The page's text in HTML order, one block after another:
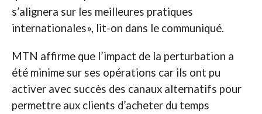
s’alignera sur les meilleures pratiques
internationales», lit-on dans le communiqué.
MTN affirme que l’impact de la perturbation a
été minime sur ses opérations car ils ont pu
activer avec succès des canaux alternatifs pour
permettre aux clients d’acheter du temps